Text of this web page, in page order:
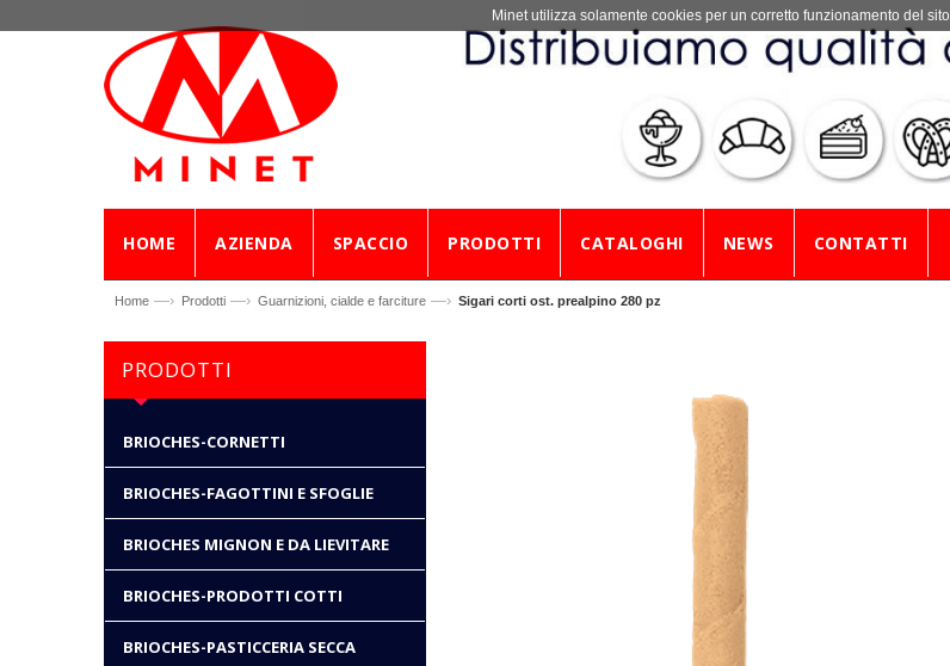
HOME AZIENDA SPACCIO PRODOTTI CATALOGHI NEWS CONTATTI
Home —› Prodotti —› Guarnizioni, cialde e farciture —› Sigari corti ost. prealpino 280 pz
PRODOTTI
BRIOCHES-CORNETTI
BRIOCHES-FAGOTTINI E SFOGLIE
BRIOCHES MIGNON E DA LIEVITARE
BRIOCHES-PRODOTTI COTTI
BRIOCHES-PASTICCERIA SECCA
Minet utilizza solamente cookies per un corretto funzionamento del sito